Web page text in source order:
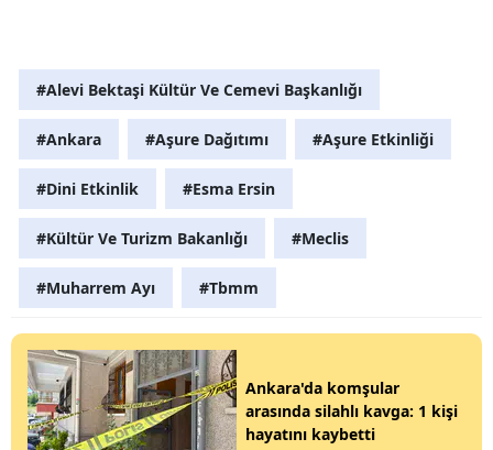
#Alevi Bektaşi Kültür Ve Cemevi Başkanlığı
#Ankara #Aşure Dağıtımı #Aşure Etkinliği
#Dini Etkinlik #Esma Ersin
#Kültür Ve Turizm Bakanlığı #Meclis
#Muharrem Ayı #Tbmm
Ankara'da komşular
arasında silahlı kavga: 1 kişi
hayatını kaybetti